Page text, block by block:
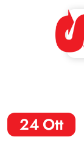
24Ott